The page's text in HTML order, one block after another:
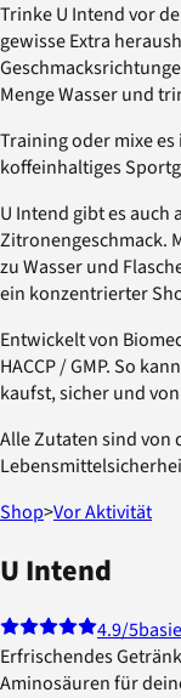
Trinke U Intend vor
gewisse Extra
Menge Wasser und
Training oder mixe
koffeinhaltiges
U Intend gibt es auch
Zitronengeschmack.
zu Wasser und
ein konzentrierter
Entwickelt von
HACCP / GMP. So
kaufst, sicher und
Alle Zutaten sind von
Shop>Vor Aktivität
U Intend
4.9/5
Erfrischendes
Aminosäuren für